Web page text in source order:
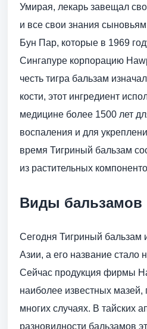
Умирая, лекарь завещал
и все свои знания
Бун Пар, которые в 1969
Сингапуре корпорацию
честь тигра бальзам
кости, этот ингредиент
медицине более 1500 лет
воспаления и для
время Тигриный бальзам
из растительных
Виды бальзамов
Сегодня Тигриный бальзам
Азии, а его название стало
Сейчас продукция фирмы
наиболее известных
многих случаях. В тайских
разновидности бальзамов